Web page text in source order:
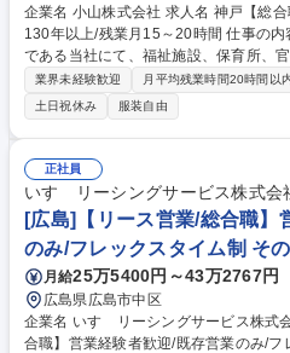
企業名 小山株式会社 求人名 神戸【総合職/寝具リースのルート営業】創業
130年以上/残業月15～20時間 仕事の内容 業界のリーディングカンパニー
である当社にて、福祉施設、保育所、
具リースの営業をお任せします。 本ポ
す。 【具体的には】 上記のようなお客様先に、寝具やリネンを中心にニ
ーズに沿った幅広い商材を扱います。
など、お客様のニーズに沿ったもので
ます。1日あたり5～8件ほどのお客様
ズをお伺いいただきます。頻繁にお会
りごとに気づき、提案・解決いただけるお仕事です
合職/寝具リースのルート営業】創業
業界未経験歓迎 月平均残業時間20時間以
土日祝休み
服装自由
正社員
いすゞリーシングサービス株式会
[広島]【リース営業/総合職】
のみ/フレックスタイム制 そ
月給25万5400円～43万2767円
広島県広島市中区
企業名 いすゞリーシングサービス株式会社 求人名 [広島]【リース
合職】営業経験者歓迎/既存営業のみ/フレックスタ